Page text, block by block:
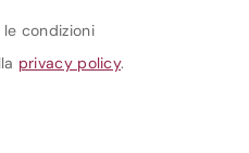
condizioni
privacy policy.